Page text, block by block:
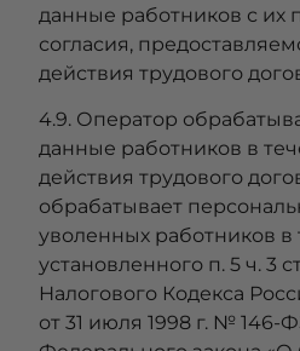
данные работников с их
согласия,
действия трудового
4.9. Оператор
данные работников в
действия трудового
обрабатывает
уволенных работников в
установленного п. 5 ч. 3
Налогового Кодекса
от 31 июля 1998 г. № 146-